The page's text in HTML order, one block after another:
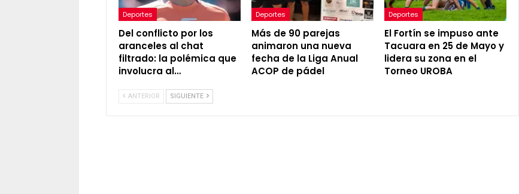
Deportes
Del conflicto por los
aranceles al chat
filtrado: la polémica que
involucra al…
Deportes
Más de 90 parejas
animaron una nueva
fecha de la Liga Anual
ACOP de pádel
Deportes
El Fortín se impuso ante
Tacuara en 25 de Mayo y
lidera su zona en el
Torneo UROBA
ANTERIOR SIGUIENTE